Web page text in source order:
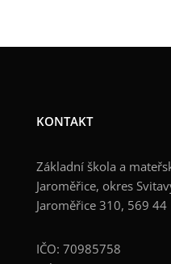
KONTAKT
Základní škola a
Jaroměřice, okres
Jaroměřice 310, 569 44
IČO: 70985758